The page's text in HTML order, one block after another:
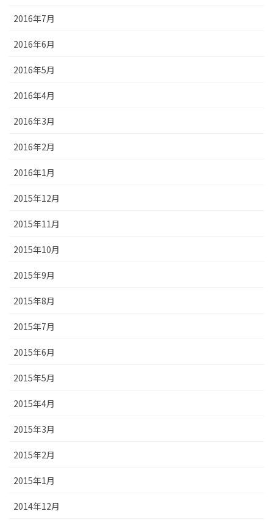
2016年7月
2016年6月
2016年5月
2016年4月
2016年3月
2016年2月
2016年1月
2015年12月
2015年11月
2015年10月
2015年9月
2015年8月
2015年7月
2015年6月
2015年5月
2015年4月
2015年3月
2015年2月
2015年1月
2014年12月